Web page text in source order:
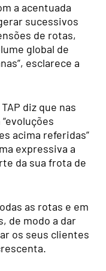
a acentuada
sucessivos
de rotas,
global de
esclarece a
diz que nas
acima referidas”
expressiva a
da sua frota de
as rotas e em
de modo a dar
os seus clientes